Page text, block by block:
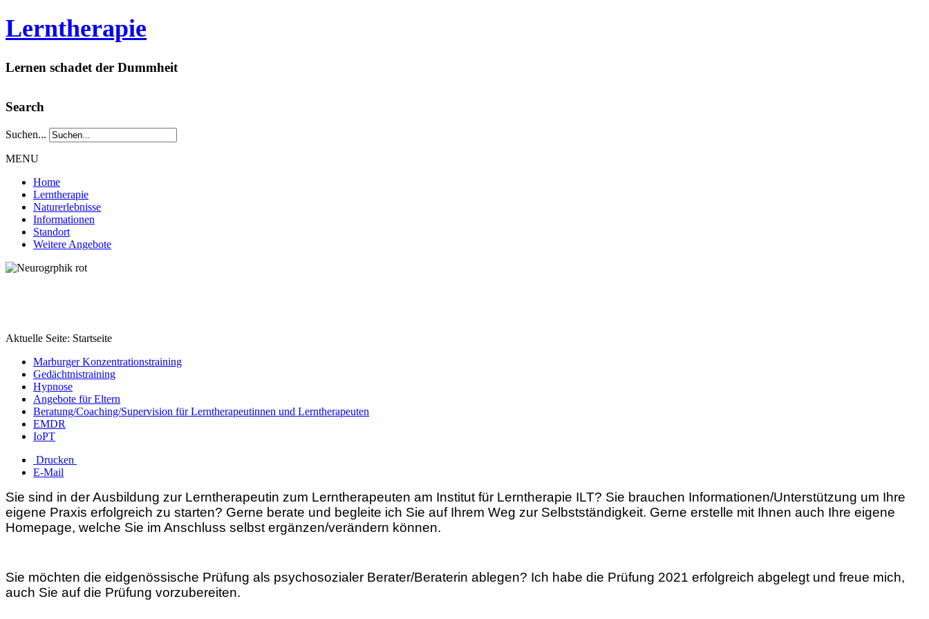
Lerntherapie
Lernen schadet der Dummheit
Search
Suchen...
MENU
Home
Lerntherapie
Naturerlebnisse
Informationen
Standort
Weitere Angebote
Aktuelle Seite: Startseite
Marburger Konzentrationstraining
Gedächtnistraining
Hypnose
Angebote für Eltern
Beratung/Coaching/Supervision für Lerntherapeutinnen und Lerntherapeuten
EMDR
IoPT
Drucken
E-Mail
Sie sind in der Ausbildung zur Lerntherapeutin zum Lerntherapeuten am Institut für Lerntherapie ILT? Sie brauchen Informationen/Unterstützung um Ihre
eigene Praxis erfolgreich zu starten? Gerne berate und begleite ich Sie auf Ihrem Weg zur Selbstständigkeit. Gerne erstelle mit Ihnen auch Ihre eigene
Homepage, welche Sie im Anschluss selbst ergänzen/verändern können.
Sie möchten die eidgenössische Prüfung als psychosozialer Berater/Beraterin ablegen? Ich habe die Prüfung 2021 erfolgreich abgelegt und freue mich,
auch Sie auf die Prüfung vorzubereiten.